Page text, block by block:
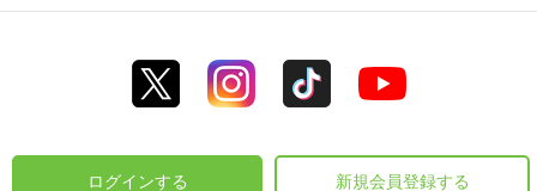
ログインする 新規会員登録する